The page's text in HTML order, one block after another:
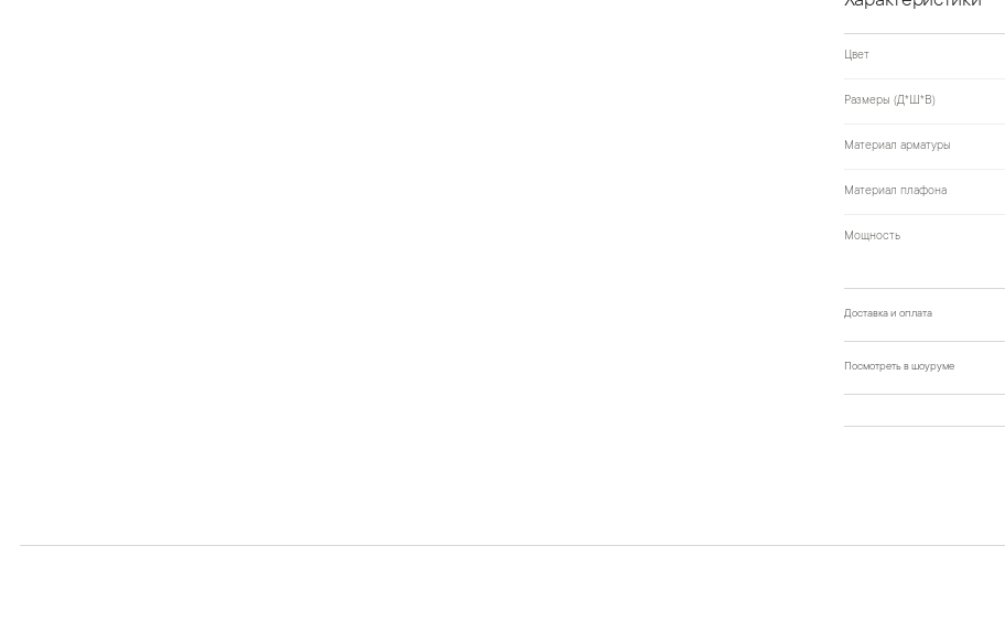
Цвет
Размеры (Д*Ш*В)
Материал арматуры
Материал плафона
Мощность
Доставка и оплата
Посмотреть в шоуруме